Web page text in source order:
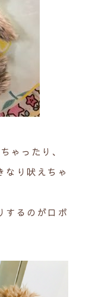
ゃったり、
なり吠えちゃ
するのがロボ